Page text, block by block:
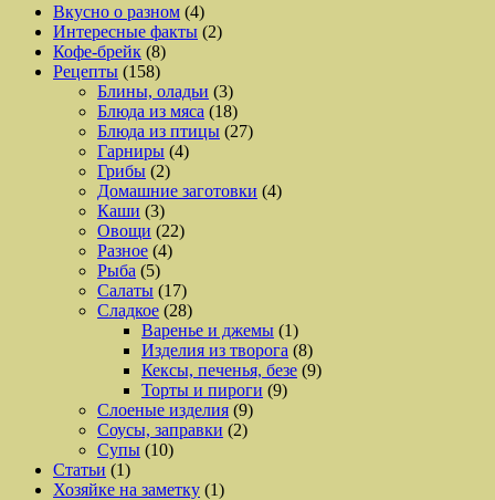
Вкусно о разном (4)
Интересные факты (2)
Кофе-брейк (8)
Рецепты (158)
Блины, оладьи (3)
Блюда из мяса (18)
Блюда из птицы (27)
Гарниры (4)
Грибы (2)
Домашние заготовки (4)
Каши (3)
Овощи (22)
Разное (4)
Рыба (5)
Салаты (17)
Сладкое (28)
Варенье и джемы (1)
Изделия из творога (8)
Кексы, печенья, безе (9)
Торты и пироги (9)
Слоеные изделия (9)
Соусы, заправки (2)
Супы (10)
Статьи (1)
Хозяйке на заметку (1)